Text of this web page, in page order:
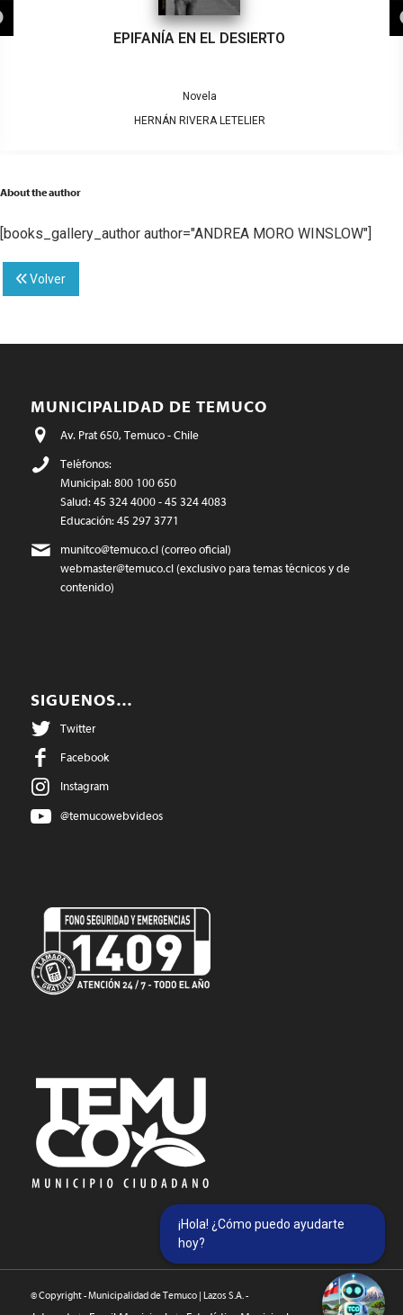
EPIFANÍA EN EL DESIERTO
Novela
HERNÁN RIVERA LETELIER
About the author
[books_gallery_author author="ANDREA MORO WINSLOW"]
Volver
MUNICIPALIDAD DE TEMUCO
Av. Prat 650, Temuco - Chile
Teléfonos:
Municipal: 800 100 650
Salud: 45 324 4000 - 45 324 4083
Educación: 45 297 3771
munitco@temuco.cl(correo oficial)
webmaster@temuco.cl(exclusivo para temas técnicos y de
contenido)
SIGUENOS…
Twitter
Facebook
Instagram
@temucowebvideos
© Copyright - Municipalidad de Temuco | Lazos S.A. -
¡Hola! ¿Cómo puedo ayudarte
hoy?